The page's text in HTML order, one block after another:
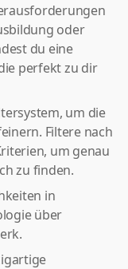
oder
du eine
perfekt zu dir
um die
Filtere nach
um genau
zu finden.
in
über